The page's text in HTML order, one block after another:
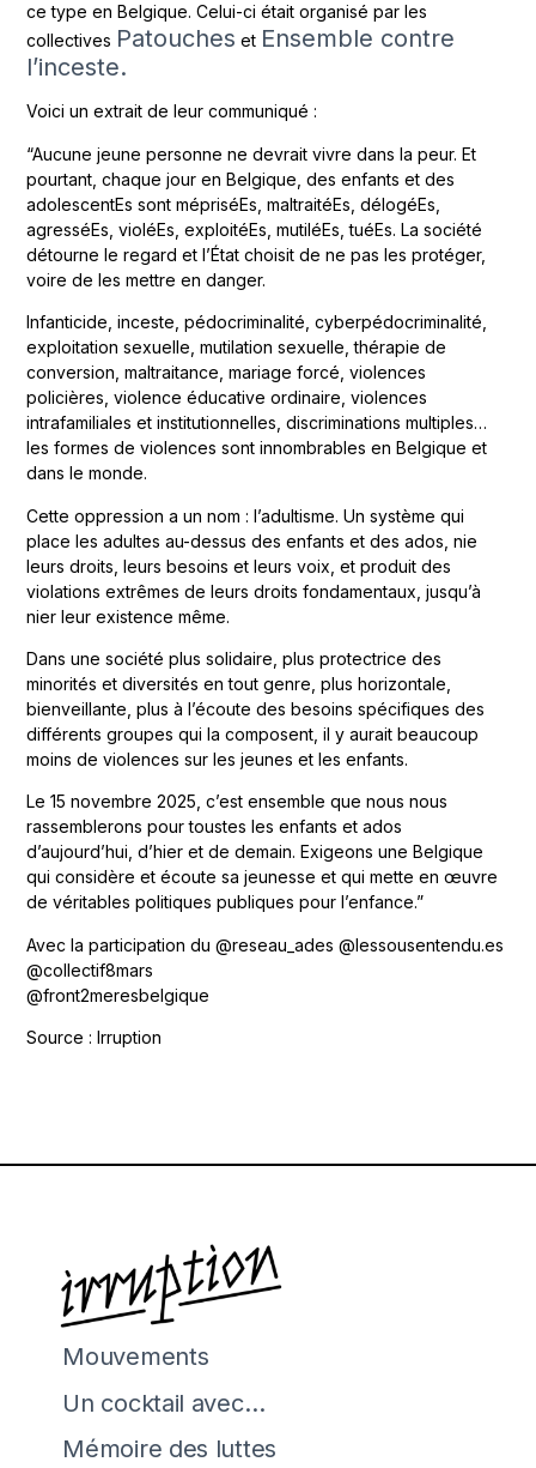
ce type en Belgique. Celui-ci était organisé par les
collectives Patouches et Ensemble contre
l’inceste.
Voici un extrait de leur communiqué :
“Aucune jeune personne ne devrait vivre dans la peur. Et
pourtant, chaque jour en Belgique, des enfants et des
adolescentEs sont mépriséEs, maltraitéEs, délogéEs,
agresséEs, violéEs, exploitéEs, mutiléEs, tuéEs. La société
détourne le regard et l’État choisit de ne pas les protéger,
voire de les mettre en danger.
Infanticide, inceste, pédocriminalité, cyberpédocriminalité,
exploitation sexuelle, mutilation sexuelle, thérapie de
conversion, maltraitance, mariage forcé, violences
policières, violence éducative ordinaire, violences
intrafamiliales et institutionnelles, discriminations multiples…
les formes de violences sont innombrables en Belgique et
dans le monde.
Cette oppression a un nom : l’adultisme. Un système qui
place les adultes au-dessus des enfants et des ados, nie
leurs droits, leurs besoins et leurs voix, et produit des
violations extrêmes de leurs droits fondamentaux, jusqu’à
nier leur existence même.
Dans une société plus solidaire, plus protectrice des
minorités et diversités en tout genre, plus horizontale,
bienveillante, plus à l’écoute des besoins spécifiques des
différents groupes qui la composent, il y aurait beaucoup
moins de violences sur les jeunes et les enfants.
Le 15 novembre 2025, c’est ensemble que nous nous
rassemblerons pour toustes les enfants et ados
d’aujourd’hui, d’hier et de demain. Exigeons une Belgique
qui considère et écoute sa jeunesse et qui mette en œuvre
de véritables politiques publiques pour l’enfance.”
Avec la participation du @reseau_ades @lessousentendu.es
@collectif8mars
@front2meresbelgique
Source : Irruption
Mouvements
Un cocktail avec…
Mémoire des luttes